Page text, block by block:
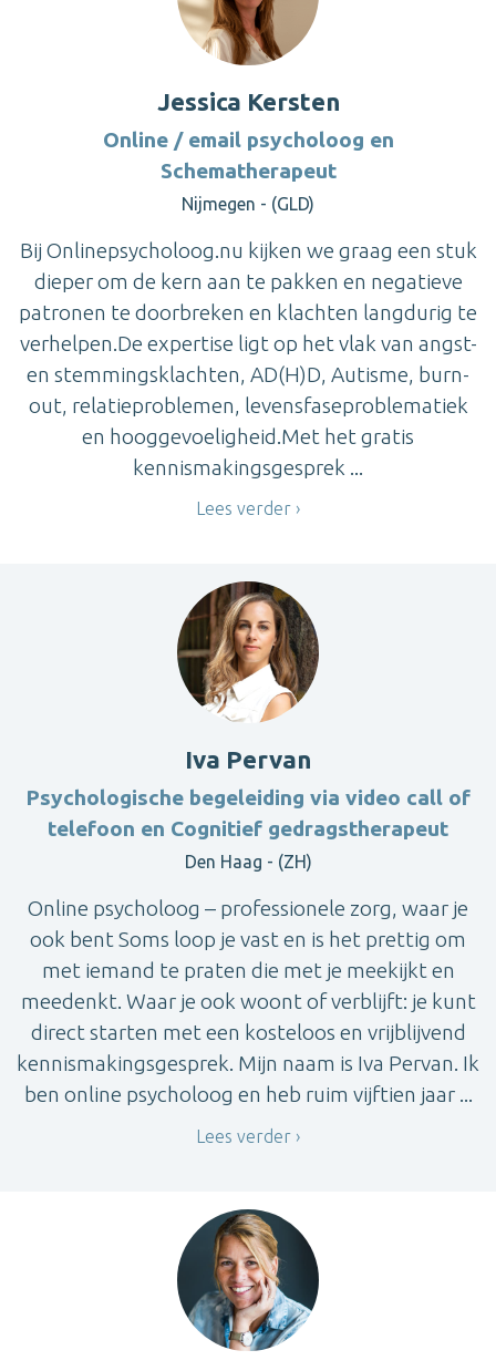
Jessica Kersten
Online / email psycholoog en
Schematherapeut
Nijmegen - (GLD)
Bij Onlinepsycholoog.nu kijken we graag een stuk
dieper om de kern aan te pakken en negatieve
patronen te doorbreken en klachten langdurig te
verhelpen.De expertise ligt op het vlak van angst-
en stemmingsklachten, AD(H)D, Autisme, burn-
out, relatieproblemen, levensfaseproblematiek
en hooggevoeligheid.Met het gratis
kennismakingsgesprek ...
Lees verder
Iva Pervan
Psychologische begeleiding via video call of
telefoon en Cognitief gedragstherapeut
Den Haag - (ZH)
Online psycholoog – professionele zorg, waar je
ook bent Soms loop je vast en is het prettig om
met iemand te praten die met je meekijkt en
meedenkt. Waar je ook woont of verblijft: je kunt
direct starten met een kosteloos en vrijblijvend
kennismakingsgesprek. Mijn naam is Iva Pervan. Ik
ben online psycholoog en heb ruim vijftien jaar ...
Lees verder